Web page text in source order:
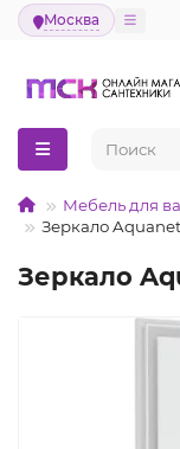
Москва
Мебель для
Зеркало Aquanet
Зеркало